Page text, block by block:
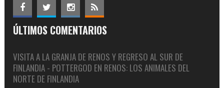
ÚLTIMOS COMENTARIOS
VISITA A LA GRANJA DE RENOS Y REGRESO AL SUR DE
FINLANDIA - POTTERGOD EN RENOS: LOS ANIMALES DEL
NORTE DE FINLANDIA